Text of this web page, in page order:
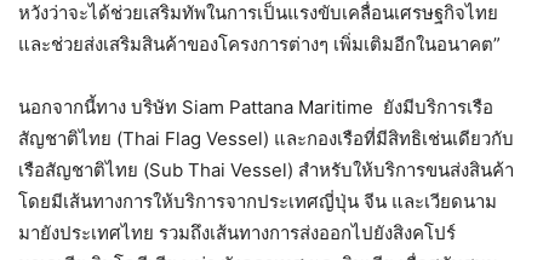
หวังว่าจะได้ช่วยเสริมทัพในการเป็นแรงขับเคลื่อนเศรษฐกิจไทย
และช่วยส่งเสริมสินค้าของโครงการต่างๆ เพิ่มเติมอีกในอนาคต”
นอกจากนี้ทาง บริษัท Siam Pattana Maritime ยังมีบริการเรือ
สัญชาติไทย (Thai Flag Vessel) และกองเรือที่มีสิทธิเช่นเดียวกับ
เรือสัญชาติไทย (Sub Thai Vessel) สำหรับให้บริการขนส่งสินค้า
โดยมีเส้นทางการให้บริการจากประเทศญี่ปุ่น จีน และเวียดนาม
มายังประเทศไทย รวมถึงเส้นทางการส่งออกไปยังสิงคโปร์